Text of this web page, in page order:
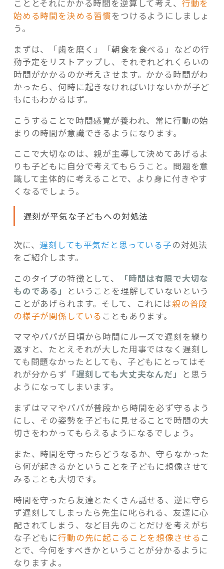
こととそれにかかる時間を逆算して考え、 行動を
始める時間を決める習慣をつけるようにしましょ
う。
まずは、「歯を磨く」「朝食を食べる」などの行
動予定をリストアップし、それぞれどれくらいの
時間がかかるのか考えさせます。かかる時間がわ
かったら、何時に起きなければいけないかが子ど
もにもわかるはず。
こうすることで時間感覚が養われ、常に行動の始
まりの時間が意識できるようになります。
ここで大切なのは、親が主導して決めてあげるよ
りも子どもに自分で考えてもらうこと。問題を意
識して主体的に考えることで、より身に付きやす
くなるでしょう。
遅刻が平気な子どもへの対処法
次に、遅刻しても平気だと思っている子の対処法
をご紹介します。
このタイプの特徴として、
「時間は有限で大切な
ものである」
ということを理解していないという
ことがあげられます。そして、これには親の普段
の様子が関係している こともあります。
ママやパパが日頃から時間にルーズで遅刻を繰り
返すと、たとえそれが大した用事ではなく遅刻し
ても問題なかったとしても、子どもにとってはそ
れが分からず 「遅刻しても大丈夫なんだ」
と思う
ようになってしまいます。
まずはママやパパが普段から時間を必ず守るよう
にし、その姿勢を子どもに見せることで時間の大
切さをわかってもらえるようになるでしょう。
また、時間を守ったらどうなるか、守らなかった
ら何が起きるかということを子どもに想像させて
みることも大切です。
時間を守ったら友達とたくさん話せる、逆に守ら
ず遅刻してしまったら先生に叱られる、友達に心
配されてしまう、など目先のことだけを考えがち
な子どもに行動の先に起こることを想像させる こ
とで、今何をすべきかということが分かるように
なりますよ。